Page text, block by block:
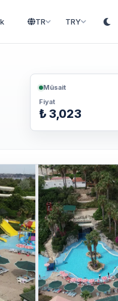
TR TRY
Müsait
Fiyat
₺ 3,023